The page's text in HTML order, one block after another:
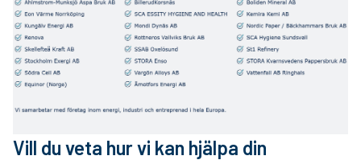
Vill du veta hur vi kan hjälpa din